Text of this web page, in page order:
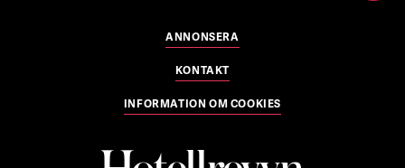
ANNONSERA
KONTAKT
INFORMATION OM COOKIES